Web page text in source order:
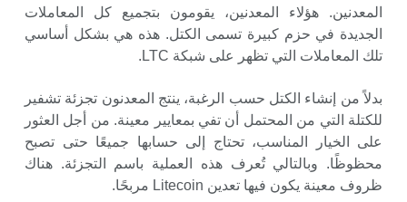
المعدنين. هؤلاء المعدنين، يقومون بتجميع كل المعاملات
الجديدة في حزم كبيرة تسمى الكتل. هذه هي بشكل أساسي
تلك المعاملات التي تظهر على شبكة LTC.
بدلاً من إنشاء الكتل حسب الرغبة، ينتج المعدنون تجزئة تشفير
للكتلة التي من المحتمل أن تفي بمعايير معينة. من أجل العثور
على الخيار المناسب، تحتاج إلى حسابها جميعًا حتى تصبح
محظوظًا. وبالتالي تُعرف هذه العملية باسم التجزئة. هناك
ظروف معينة يكون فيها تعدين Litecoin مربحًا.